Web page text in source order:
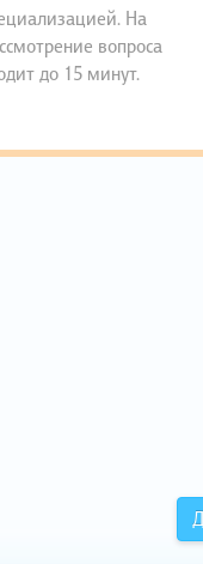
На
вопроса
до 15 минут.